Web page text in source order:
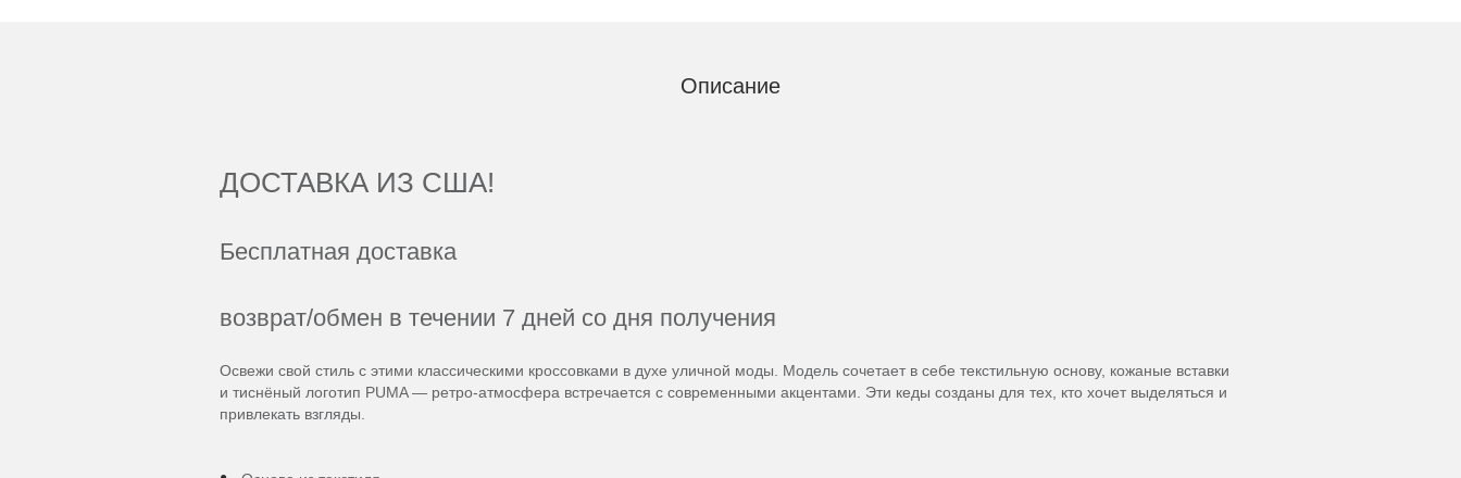
Описание
ДОСТАВКА ИЗ США!
Бесплатная доставка
возврат/обмен в течении 7 дней со дня получения
Освежи свой стиль с этими классическими кроссовками в духе уличной моды. Модель сочетает в себе текстильную основу, кожаные вставки
и тиснёный логотип PUMA — ретро-атмосфера встречается с современными акцентами. Эти кеды созданы для тех, кто хочет выделяться и
привлекать взгляды.